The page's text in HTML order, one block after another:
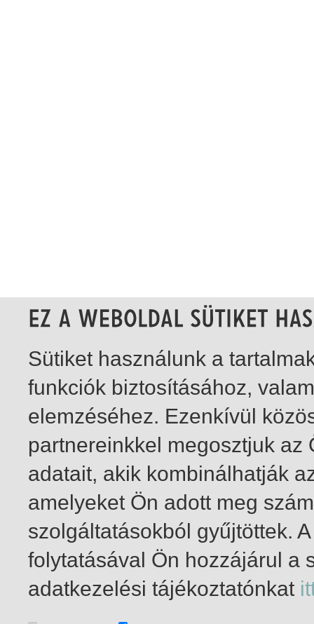
1-10 / insgesamt 10 Treffer
Sütiket használunk a
funkciók biztosításához,
elemzéséhez. Ezenkívül
partnereinkkel megosztjuk
adatait, akik kombinálhatják
amelyeket Ön adott meg
szolgáltatásokból gyűjtöttek.
folytatásával Ön hozzájárul a
adatkezelési tájékoztatónkat